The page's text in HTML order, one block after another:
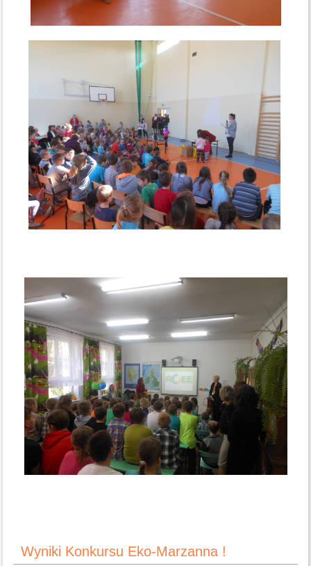
Wyniki Konkursu Eko-Marzanna !